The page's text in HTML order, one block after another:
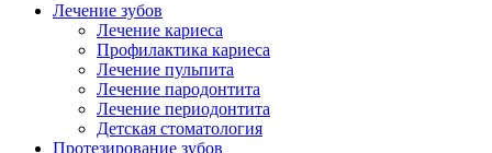
Лечение зубов
Лечение кариеса
Профилактика кариеса
Лечение пульпита
Лечение пародонтита
Лечение периодонтита
Детская стоматология
Протезирование зубов